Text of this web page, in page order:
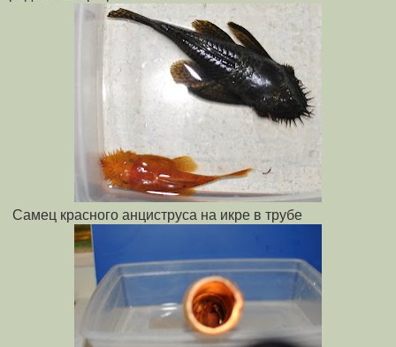
Самец красного анциструса на икре в трубе